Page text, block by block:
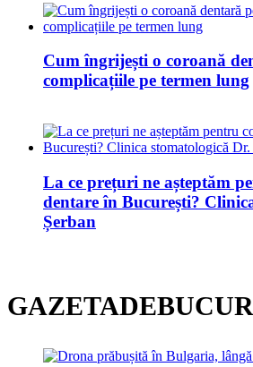
Cum îngrijești o coroană
complicațiile pe termen lung
La ce prețuri ne așteptăm
dentare în București?
Șerban